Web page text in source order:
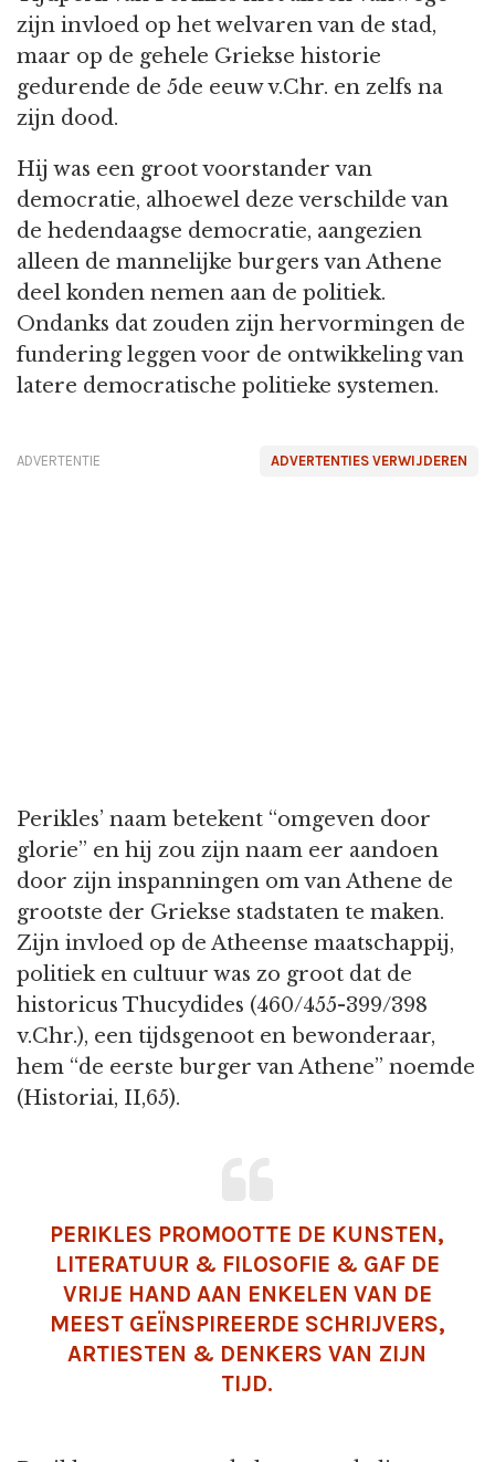
zijn invloed op het welvaren van de stad,
maar op de gehele Griekse historie
gedurende de 5de eeuw v.Chr. en zelfs na
zijn dood.
Hij was een groot voorstander van
democratie, alhoewel deze verschilde van
de hedendaagse democratie, aangezien
alleen de mannelijke burgers van Athene
deel konden nemen aan de politiek.
Ondanks dat zouden zijn hervormingen de
fundering leggen voor de ontwikkeling van
latere democratische politieke systemen.
ADVERTENTIES VERWIJDEREN
ADVERTENTIE
Perikles’ naam betekent “omgeven door
glorie” en hij zou zijn naam eer aandoen
door zijn inspanningen om van Athene de
grootste der Griekse stadstaten te maken.
Zijn invloed op de Atheense maatschappij,
politiek en cultuur was zo groot dat de
historicus Thucydides (460/455-399/398
v.Chr.), een tijdsgenoot en bewonderaar,
hem “de eerste burger van Athene” noemde
(Historiai, II,65).
PERIKLES PROMOOTTE DE KUNSTEN,
LITERATUUR & FILOSOFIE & GAF DE
VRIJE HAND AAN ENKELEN VAN DE
MEEST GEÏNSPIREERDE SCHRIJVERS,
ARTIESTEN & DENKERS VAN ZIJN
TIJD.